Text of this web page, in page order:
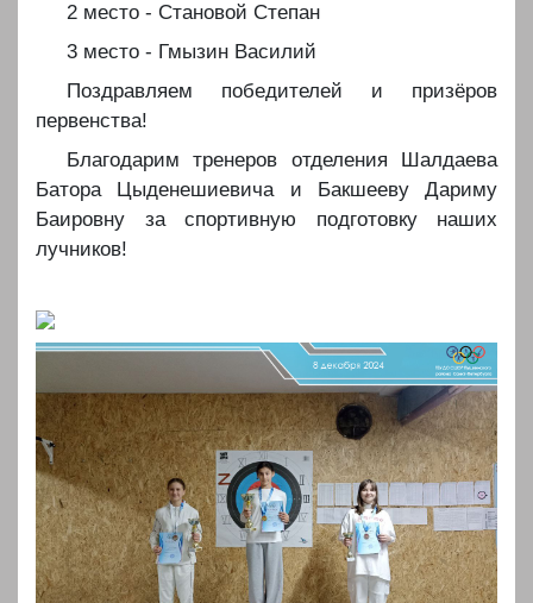
2 место - Становой Степан
3 место - Гмызин Василий
Поздравляем победителей и призёров
первенства!
Благодарим тренеров отделения Шалдаева
Батора Цыденешиевича и Бакшееву Дариму
Баировну за спортивную подготовку наших
лучников!